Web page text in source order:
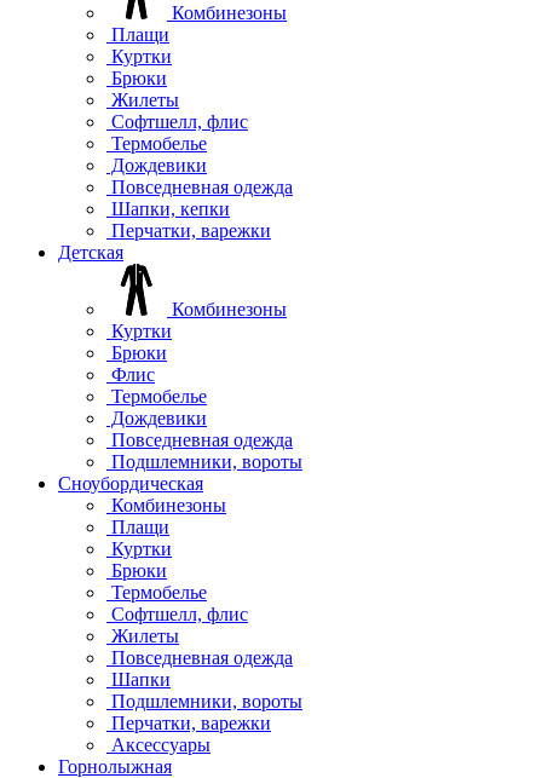
Комбинезоны
Плащи
Куртки
Брюки
Жилеты
Софтшелл, флис
Термобелье
Дождевики
Повседневная одежда
Шапки, кепки
Перчатки, варежки
Детская
Комбинезоны
Куртки
Брюки
Флис
Термобелье
Дождевики
Повседневная одежда
Подшлемники, вороты
Сноубордическая
Комбинезоны
Плащи
Куртки
Брюки
Термобелье
Софтшелл, флис
Жилеты
Повседневная одежда
Шапки
Подшлемники, вороты
Перчатки, варежки
Аксессуары
Горнолыжная